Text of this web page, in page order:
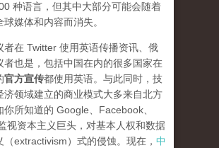
种语言，但其中大部分可能会随着
媒体和内容而消失。
者在 Twitter 使用英语传播资讯、俄
者也是，包括中国在内的很多国家在
官方宣传都使用英语。与此同时，技
济领域建立的商业模式大多来自北方
你所知道的 Google、Facebook、
视资本主义巨头，对基本人权和数据
（extractivism）式的侵蚀。现在， 中